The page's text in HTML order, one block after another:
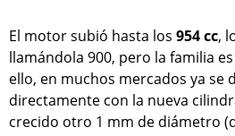
El motor subió hasta los 954 cc,
llamándola 900, pero la familia
ello, en muchos mercados ya se
directamente con la nueva
crecido otro 1 mm de diámetro